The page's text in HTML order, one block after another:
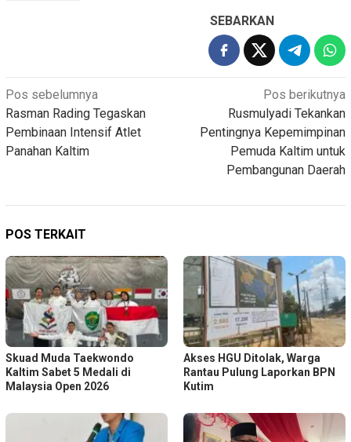
SEBARKAN
Navigasi
pos
Pos sebelumnya
Rasman Rading Tegaskan
Pembinaan Intensif Atlet
Panahan Kaltim
Pos berikutnya
Rusmulyadi Tekankan
Pentingnya Kepemimpinan
Pemuda Kaltim untuk
Pembangunan Daerah
POS TERKAIT
Skuad Muda Taekwondo
Kaltim Sabet 5 Medali di
Malaysia Open 2026
Akses HGU Ditolak, Warga
Rantau Pulung Laporkan BPN
Kutim